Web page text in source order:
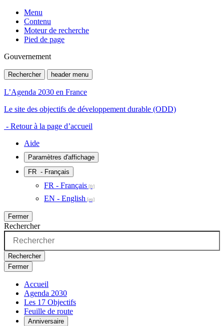
Menu
Contenu
Moteur de recherche
Pied de page
Gouvernement
Rechercher header menu
L’Agenda 2030 en France
Le site des objectifs de développement durable (ODD)
- Retour à la page d’accueil
Aide
Paramètres d'affichage
FR - Français
FR - Français
EN - English
Fermer
Rechercher
Rechercher
Fermer
Accueil
Agenda 2030
Les 17 Objectifs
Feuille de route
Anniversaire